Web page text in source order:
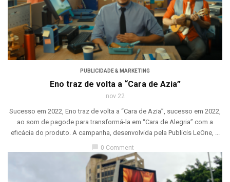
PUBLICIDADE & MARKETING
Eno traz de volta a “Cara de Azia”
nov 22
Sucesso em 2022, Eno traz de volta a “Cara de Azia”, sucesso em 2022,
ao som de pagode para transformá-la em “Cara de Alegria” com a
eficácia do produto. A campanha, desenvolvida pela Publicis LeOne, ...
0 Comment